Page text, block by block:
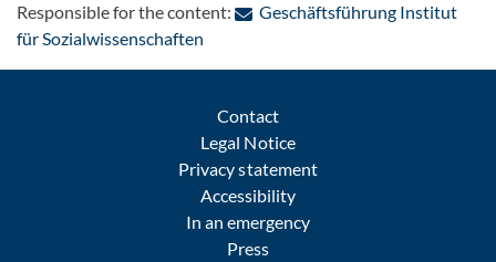
Responsible for the content:
Geschäftsführung Institut
für Sozialwissenschaften
Contact
Legal Notice
Privacy statement
Accessibility
In an emergency
Press